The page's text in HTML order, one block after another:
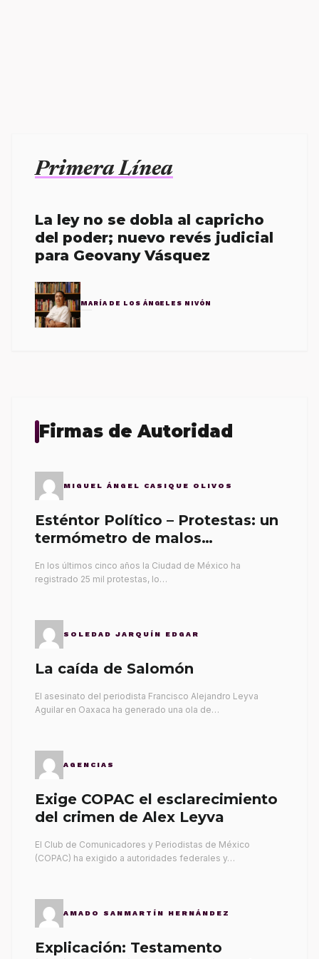
Primera Línea
La ley no se dobla al capricho
del poder; nuevo revés judicial
para Geovany Vásquez
MARÍA DE LOS ÁNGELES NIVÓN
Firmas de Autoridad
MIGUEL ÁNGEL CASIQUE OLIVOS
Esténtor Político – Protestas: un
termómetro de malos
En los últimos cinco años la Ciudad de México ha
registrado 25 mil protestas, lo…
SOLEDAD JARQUÍN EDGAR
La caída de Salomón
El asesinato del periodista Francisco Alejandro Leyva
Aguilar en Oaxaca ha generado una ola de…
AGENCIAS
Exige COPAC el esclarecimiento
del crimen de Alex Leyva
El Club de Comunicadores y Periodistas de México
(COPAC) ha exigido a autoridades federales y…
AMADO SANMARTÍN HERNÁNDEZ
Explicación: Testamento